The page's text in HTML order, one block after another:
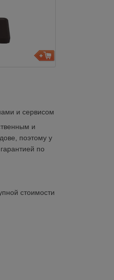
и сервисом
и
поэтому у
по
стоимости